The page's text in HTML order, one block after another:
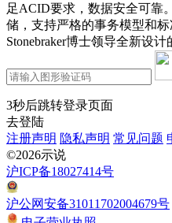
足ACID要求，数据安全可靠
储，支持严格的事务模型和
Stonebraker博士领导全新设计
3秒后跳转登录页面
去登陆
注册声明 隐私声明 常见问题
©2026示说
沪ICP备18027414号
沪公网安备31011702004679号